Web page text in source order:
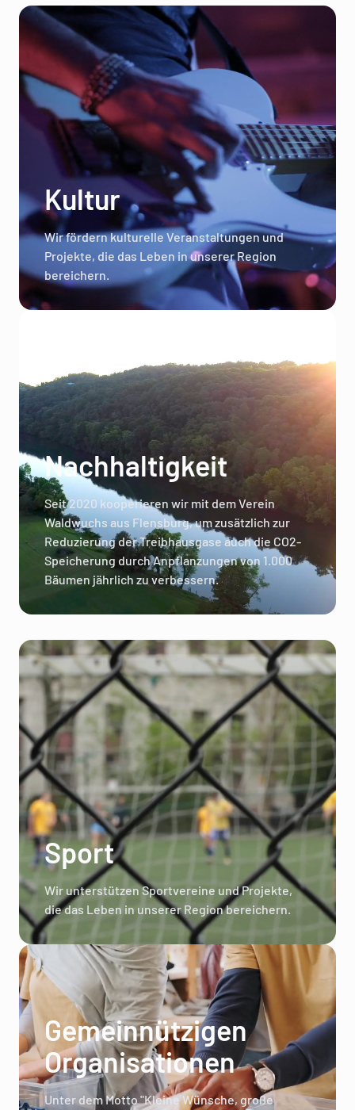
Kultur
Wir fördern kulturelle Veranstaltungen und
Projekte, die das Leben in unserer Region
bereichern.
Nachhaltigkeit
Seit 2020 kooperieren wir mit dem Verein
Waldwuchs aus Flensburg, um zusätzlich zur
Reduzierung der Treibhausgase auch die CO2-
Speicherung durch Anpflanzungen von 1.000
Bäumen jährlich zu verbessern.
Sport
Wir unterstützen Sportvereine und Projekte,
die das Leben in unserer Region bereichern.
Gemeinnützigen
Organisationen
Unter dem Motto "Kleine Wünsche, große